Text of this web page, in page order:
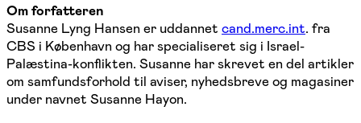
Om forfatteren
Susanne Lyng Hansen er uddannet cand.merc.int. fra
CBS i København og har specialiseret sig i Israel-
Palæstina-konflikten. Susanne har skrevet en del artikler
om samfundsforhold til aviser, nyhedsbreve og magasiner
under navnet Susanne Hayon.